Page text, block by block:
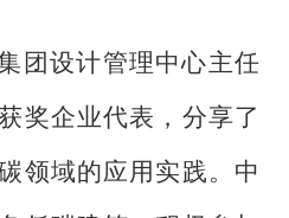
团设计管理中心主任
奖企业代表，分享了
领域的应用实践。中